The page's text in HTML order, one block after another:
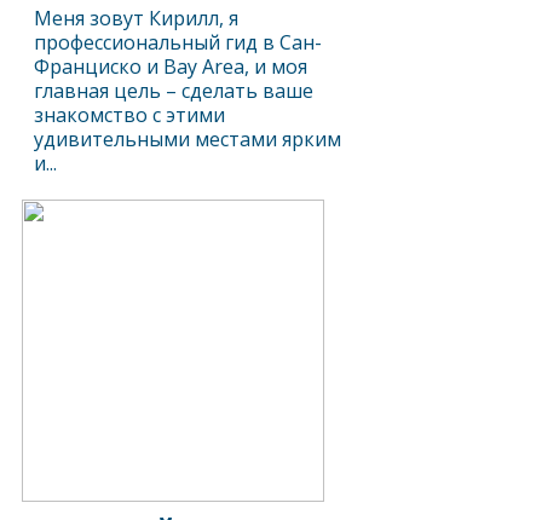
Меня зовут Кирилл, я
профессиональный гид в Сан-
Франциско и Bay Area, и моя
главная цель – сделать ваше
знакомство с этими
удивительными местами ярким
и...